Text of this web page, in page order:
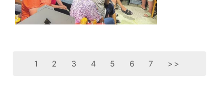
1 2 3 4 5 6 7 >>